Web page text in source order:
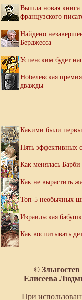
Вышла новая книга
французского
Найдено
Берджесса
Успенским будет
Нобелевская
дважды
Какими были
Пять эффективных
Как менялась Барби
Как не вырастить
Топ-5 необычных
Израильская
Как воспитывать
© Злыгостев
Елисеева
При